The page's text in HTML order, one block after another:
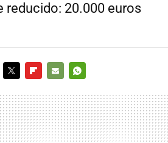
reducido: 20.000 euros
MAIL